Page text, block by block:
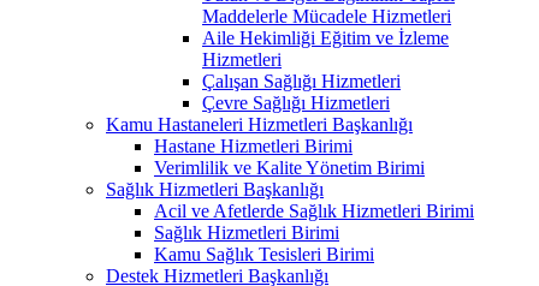
Maddelerle Mücadele Hizmetleri
Aile Hekimliği Eğitim ve İzleme
Hizmetleri
Çalışan Sağlığı Hizmetleri
Çevre Sağlığı Hizmetleri
Kamu Hastaneleri Hizmetleri Başkanlığı
Hastane Hizmetleri Birimi
Verimlilik ve Kalite Yönetim Birimi
Sağlık Hizmetleri Başkanlığı
Acil ve Afetlerde Sağlık Hizmetleri Birimi
Sağlık Hizmetleri Birimi
Kamu Sağlık Tesisleri Birimi
Destek Hizmetleri Başkanlığı